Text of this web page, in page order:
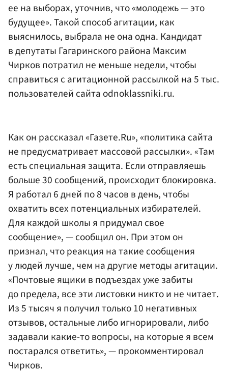
ее на выборах, уточнив, что «молодежь — это
будущее». Такой способ агитации, как
выяснилось, выбрала не она одна. Кандидат
в депутаты Гагаринского района Максим
Чирков потратил не меньше недели, чтобы
справиться с агитационной рассылкой на 5 тыс.
пользователей сайта odnoklassniki.ru.
Как он рассказал «Газете.Ru», «политика сайта
не предусматривает массовой рассылки». «Там
есть специальная защита. Если отправляешь
больше 30 сообщений, происходит блокировка.
Я работал 6 дней по 8 часов в день, чтобы
охватить всех потенциальных избирателей.
Для каждой школы я придумал свое
сообщение», — сообщил он. При этом он
признал, что реакция на такие сообщения
у людей лучше, чем на другие методы агитации.
«Почтовые ящики в подъездах уже забиты
до предела, все эти листовки никто и не читает.
Из 5 тысяч я получил только 10 негативных
отзывов, остальные либо игнорировали, либо
задавали какие-то вопросы, на которые я всем
постарался ответить», — прокомментировал
Чирков.